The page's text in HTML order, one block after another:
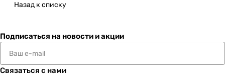
Назад к списку
Подписаться на новости и акции
Связаться с нами